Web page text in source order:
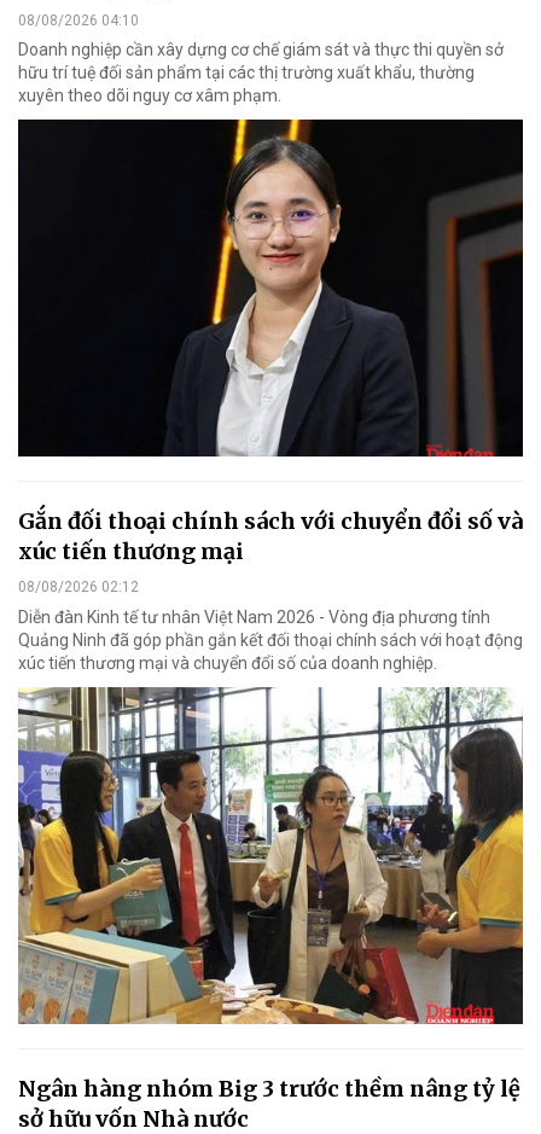
08/08/2026 04:10
Doanh nghiệp cần xây dựng cơ chế giám sát và thực thi quyền sở
hữu trí tuệ đối sản phẩm tại các thị trường xuất khẩu, thường
xuyên theo dõi nguy cơ xâm phạm.
Gắn đối thoại chính sách với chuyển đổi số và
xúc tiến thương mại
08/08/2026 02:12
Diễn đàn Kinh tế tư nhân Việt Nam 2026 - Vòng địa phương tỉnh
Quảng Ninh đã góp phần gắn kết đối thoại chính sách với hoạt động
xúc tiến thương mại và chuyển đổi số của doanh nghiệp.
Ngân hàng nhóm Big 3 trước thềm nâng tỷ lệ
sở hữu vốn Nhà nước